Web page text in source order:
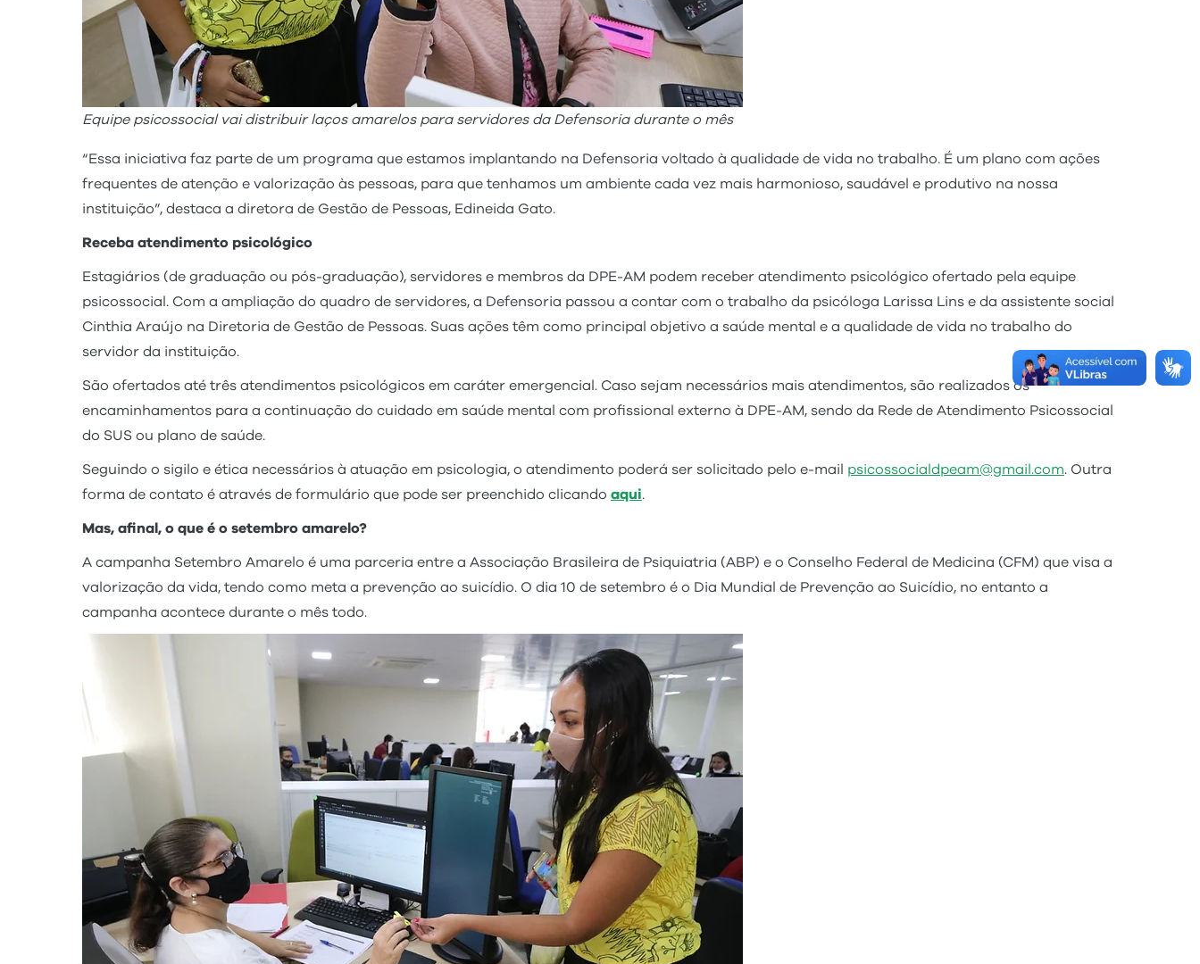
Equipe psicossocial vai distribuir laços amarelos para servidores da Defensoria durante o mês
“Essa iniciativa faz parte de um programa que estamos implantando na Defensoria voltado à qualidade de vida no trabalho. É um plano com ações
frequentes de atenção e valorização às pessoas, para que tenhamos um ambiente cada vez mais harmonioso, saudável e produtivo na nossa
instituição”, destaca a diretora de Gestão de Pessoas, Edineida Gato.
Receba atendimento psicológico
Estagiários (de graduação ou pós-graduação), servidores e membros da DPE-AM podem receber atendimento psicológico ofertado pela equipe
psicossocial. Com a ampliação do quadro de servidores, a Defensoria passou a contar com o trabalho da psicóloga Larissa Lins e da assistente social
Cinthia Araújo na Diretoria de Gestão de Pessoas. Suas ações têm como principal objetivo a saúde mental e a qualidade de vida no trabalho do
servidor da instituição.
São ofertados até três atendimentos psicológicos em caráter emergencial. Caso sejam necessários mais atendimentos, são realizados os
encaminhamentos para a continuação do cuidado em saúde mental com profissional externo à DPE-AM, sendo da Rede de Atendimento Psicossocial
do SUS ou plano de saúde.
Seguindo o sigilo e ética necessários à atuação em psicologia, o atendimento poderá ser solicitado pelo e-mail psicossocialdpeam@gmail.com. Outra
forma de contato é através de formulário que pode ser preenchido clicando aqui.
Mas, afinal, o que é o setembro amarelo?
A campanha Setembro Amarelo é uma parceria entre a Associação Brasileira de Psiquiatria (ABP) e o Conselho Federal de Medicina (CFM) que visa a
valorização da vida, tendo como meta a prevenção ao suicídio. O dia 10 de setembro é o Dia Mundial de Prevenção ao Suicídio, no entanto a
campanha acontece durante o mês todo.